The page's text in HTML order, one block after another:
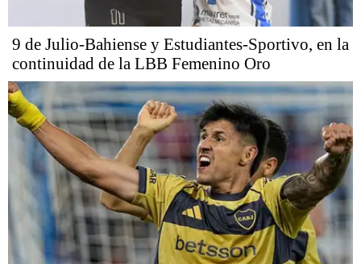
9 de Julio-Bahiense y Estudiantes-Sportivo, en la
continuidad de la LBB Femenino Oro